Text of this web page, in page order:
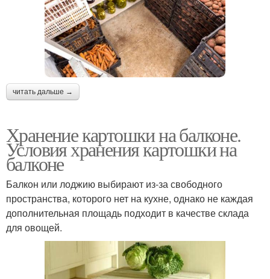
читать дальше →
Хранение картошки на балконе.
Условия хранения картошки на
балконе
Балкон или лоджию выбирают из-за свободного
пространства, которого нет на кухне, однако не каждая
дополнительная площадь подходит в качестве склада
для овощей.